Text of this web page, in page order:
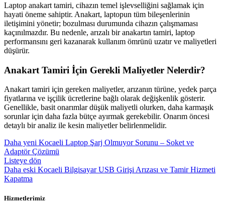
Laptop anakart tamiri, cihazın temel işlevselliğini sağlamak için
hayati öneme sahiptir. Anakart, laptopun tüm bileşenlerinin
iletişimini yönetir; bozulması durumunda cihazın çalışmaması
kaçınılmazdır. Bu nedenle, arızalı bir anakartın tamiri, laptop
performansını geri kazanarak kullanım ömrünü uzatır ve maliyetleri
düşürür.
Anakart Tamiri İçin Gerekli Maliyetler Nelerdir?
Anakart tamiri için gereken maliyetler, arızanın türüne, yedek parça
fiyatlarına ve işçilik ücretlerine bağlı olarak değişkenlik gösterir.
Genellikle, basit onarımlar düşük maliyetli olurken, daha karmaşık
sorunlar için daha fazla bütçe ayırmak gerekebilir. Onarım öncesi
detaylı bir analiz ile kesin maliyetler belirlenmelidir.
Daha yeni Kocaeli Laptop Şarj Olmuyor Sorunu – Soket ve
Adaptör Çözümü
Listeye dön
Daha eski Kocaeli Bilgisayar USB Girişi Arızası ve Tamir Hizmeti
Kapatma
Hizmetlerimiz